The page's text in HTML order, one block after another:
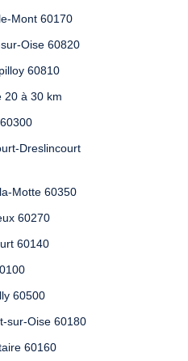
Mont 60170
Oise 60820
60810
20 à 30 km
Dreslincourt
Motte 60350
60270
60140
60500
sur-Oise 60180
60160